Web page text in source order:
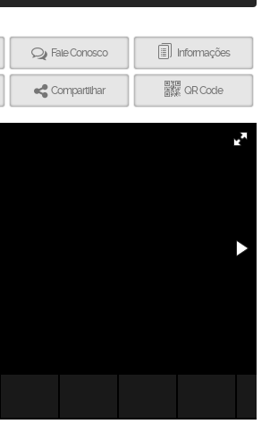
Fale Conosco Informações
Compartilhar QR Code